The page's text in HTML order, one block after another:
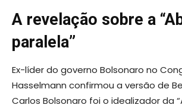
A revelação sobre a
paralela”
Ex-líder do governo Bolsonaro no
Hasselmann confirmou a versão de
Carlos Bolsonaro foi o idealizador da